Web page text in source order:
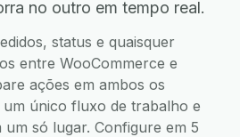
no outro em tempo real.
status e quaisquer
entre WooCommerce e
ações em ambos os
único fluxo de trabalho e
só lugar. Configure em 5